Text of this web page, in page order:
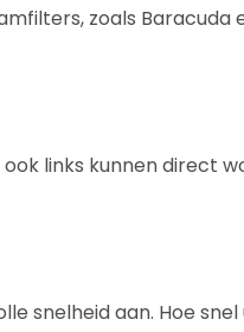
zoals Baracuda
links kunnen direct
snelheid aan. Hoe